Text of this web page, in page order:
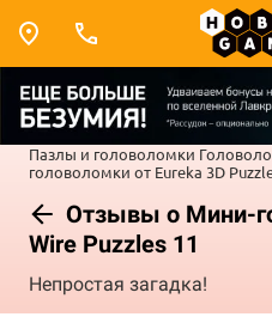
Пазлы и головоломки
головоломки от Eureka 3D
Отзывы о Мини-
Wire Puzzles 11
Непростая загадка!